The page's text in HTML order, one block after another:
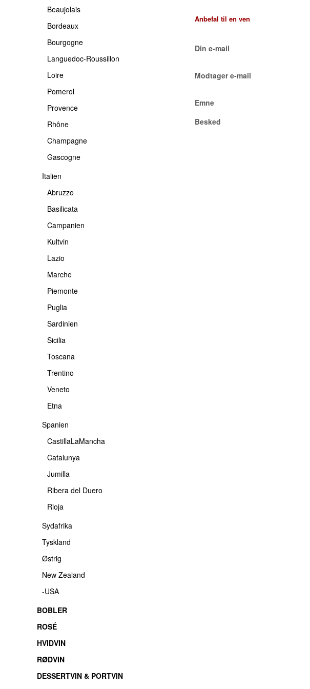
-USA
Beaujolais
Bordeaux
Bourgogne
Languedoc-Roussillon
Loire
Pomerol
Provence
Rhône
Champagne
Gascogne
Italien
Abruzzo
Basilicata
Campanien
Kultvin
Lazio
Marche
Piemonte
Puglia
Sardinien
Sicilia
Toscana
Trentino
Veneto
Etna
Spanien
CastillaLaMancha
Catalunya
Jumilla
Ribera del Duero
Rioja
Sydafrika
Tyskland
Østrig
New Zealand
-USA
BOBLER
ROSÉ
HVIDVIN
RØDVIN
DESSERTVIN & PORTVIN
Anbefal til en ven
Din e-mail
Modtager e-mail
Emne
Besked